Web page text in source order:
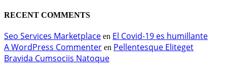
RECENT COMMENTS
Seo Services Marketplace en El Covid-19 es humillante
A WordPress Commenter en Pellentesque Eliteget
Bravida Cumsociis Natoque